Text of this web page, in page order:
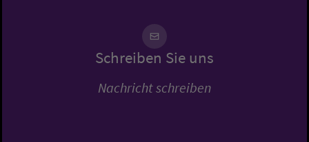
Schreiben Sie uns
Nachricht schreiben